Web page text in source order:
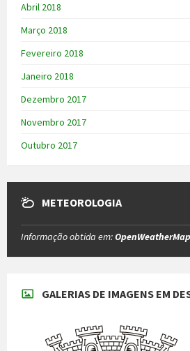
Abril 2018
Março 2018
Fevereiro 2018
Janeiro 2018
Dezembro 2017
Novembro 2017
Outubro 2017
METEOROLOGIA
Informação obtida em:
GALERIAS DE IMAGENS EM